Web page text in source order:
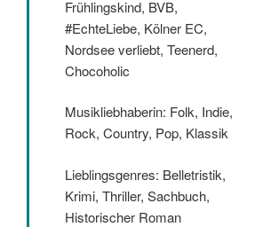
Frühlingskind, BVB,
#EchteLiebe, Kölner EC,
Nordsee verliebt, Teenerd,
Chocoholic
Musikliebhaberin: Folk, Indie,
Rock, Country, Pop, Klassik
Lieblingsgenres: Belletristik,
Krimi, Thriller, Sachbuch,
Historischer Roman